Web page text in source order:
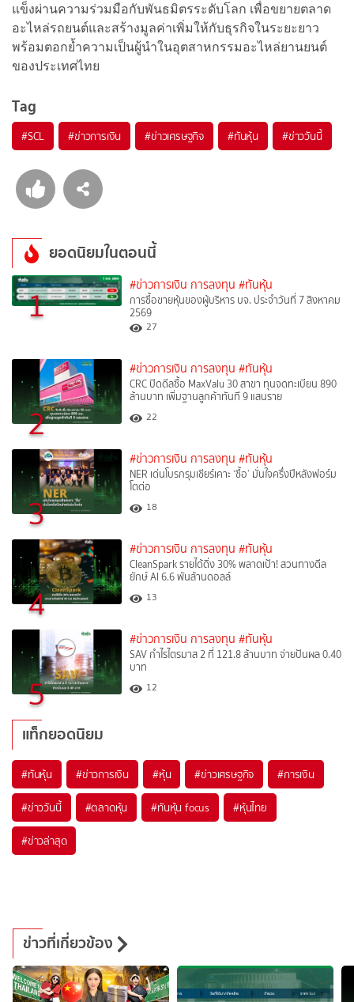
แข็งผ่านความร่วมมือกับพันธมิตรระดับโลก เพื่อขยายตลาด
อะไหล่รถยนต์และสร้างมูลค่าเพิ่มให้กับธุรกิจในระยะยาว
พร้อมตอกย้ำความเป็นผู้นำในอุตสาหกรรมอะไหล่ยานยนต์
ของประเทศไทย
Tag
#SCL #ข่าวการเงิน #ข่าวเศรษฐกิจ #ทันหุ้น #ข่าววันนี้
ยอดนิยมในตอนนี้
1 #ข่าวการเงิน การลงทุน #ทันหุ้น
การซื้อขายหุ้นของผู้บริหาร บจ. ประจำวันที่ 7 สิงหาคม
2569
27
2
#ข่าวการเงิน การลงทุน #ทันหุ้น
CRC ปิดดีลซื้อ MaxValu 30 สาขา ทุนจดทะเบียน 890
ล้านบาท เพิ่มฐานลูกค้าทันที 9 แสนราย
22
3
#ข่าวการเงิน การลงทุน #ทันหุ้น
NER เด่นโบรกรุมเชียร์เคาะ ‘ซื้อ’ มั่นใจครึ่งปีหลังฟอร์ม
โตต่อ
18
4
#ข่าวการเงิน การลงทุน #ทันหุ้น
CleanSpark รายได้ดิ่ง 30% พลาดเป้า! สวนทางดีล
ยักษ์ AI 6.6 พันล้านดอลล์
13
5
#ข่าวการเงิน การลงทุน #ทันหุ้น
SAV กำไรไตรมาส 2 ที่ 121.8 ล้านบาท จ่ายปันผล 0.40
บาท
12
แท็กยอดนิยม
#ทันหุ้น #ข่าวการเงิน #หุ้น #ข่าวเศรษฐกิจ #การเงิน
#ข่าววันนี้ #ตลาดหุ้น #ทันหุ้น focus #หุ้นไทย
#ข่าวล่าสุด
ข่าวที่เกี่ยวข้อง